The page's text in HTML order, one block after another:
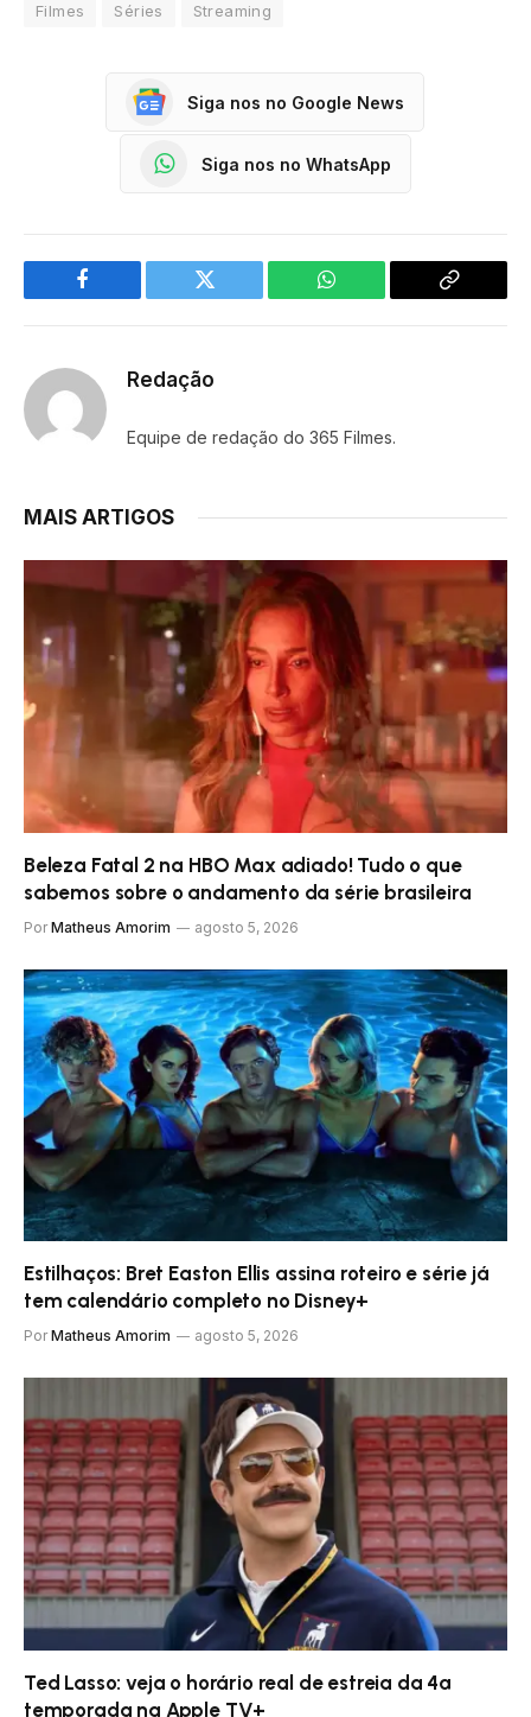
Filmes Séries Streaming
Siga nos no Google News
Siga nos no WhatsApp
Facebook Twitter WhatsApp
Copy
Redação
Equipe de redação do 365 Filmes.
MAIS ARTIGOS
Beleza Fatal 2 na HBO Max adiado! Tudo o que
sabemos sobre o andamento da série brasileira
Por Matheus Amorim agosto 5, 2026
Estilhaços: Bret Easton Ellis assina roteiro e série já
tem calendário completo no Disney+
Por Matheus Amorim agosto 5, 2026
Ted Lasso: veja o horário real de estreia da 4ª
temporada na Apple TV+